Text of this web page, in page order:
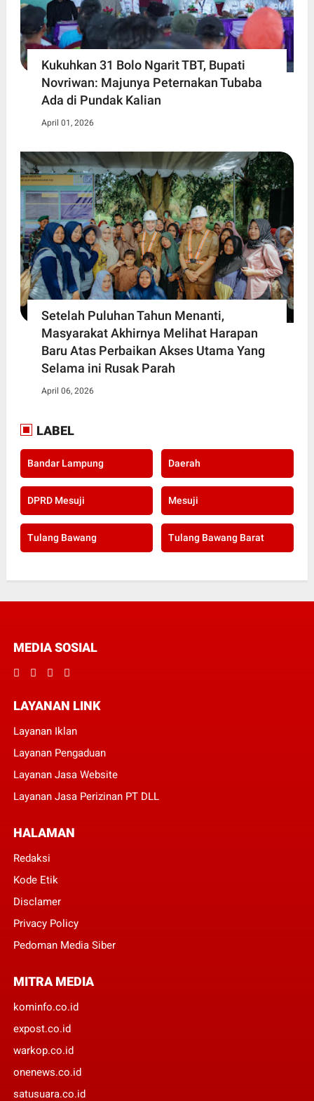
Kukuhkan 31 Bolo Ngarit TBT, Bupati
Novriwan: Majunya Peternakan Tubaba
Ada di Pundak Kalian
April 01, 2026
Setelah Puluhan Tahun Menanti,
Masyarakat Akhirnya Melihat Harapan
Baru Atas Perbaikan Akses Utama Yang
Selama ini Rusak Parah
April 06, 2026
LABEL
Bandar Lampung Daerah
DPRD Mesuji Mesuji
Tulang Bawang Tulang Bawang Barat
MEDIA SOSIAL
LAYANAN LINK
Layanan Iklan
Layanan Pengaduan
Layanan Jasa Website
Layanan Jasa Perizinan PT DLL
HALAMAN
Redaksi
Kode Etik
Disclamer
Privacy Policy
Pedoman Media Siber
MITRA MEDIA
kominfo.co.id
expost.co.id
warkop.co.id
onenews.co.id
satusuara.co.id